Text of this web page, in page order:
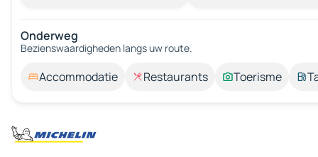
Onderweg
Bezienswaardigheden langs uw route.
Accommodatie Restaurants Toerisme